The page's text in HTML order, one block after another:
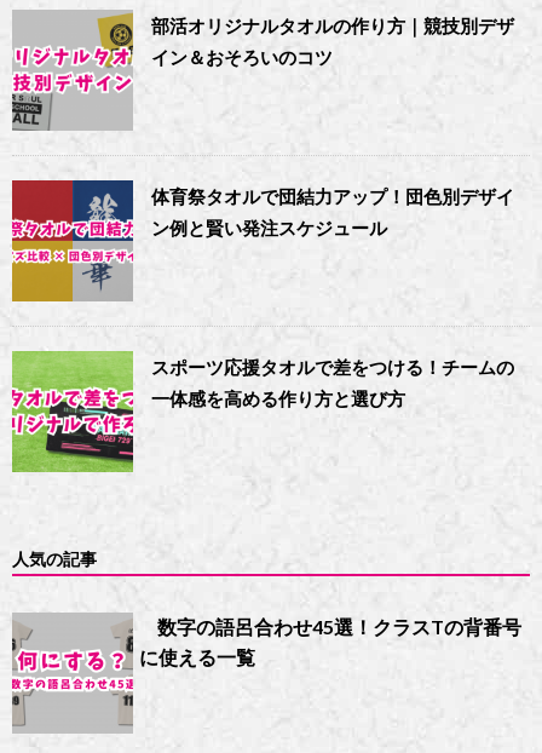
部活オリジナルタオルの作り方｜競技別デザ
イン＆おそろいのコツ
体育祭タオルで団結力アップ！団色別デザイ
ン例と賢い発注スケジュール
スポーツ応援タオルで差をつける！チームの
一体感を高める作り方と選び方
人気の記事
数字の語呂合わせ45選！クラスTの背番号
に使える一覧